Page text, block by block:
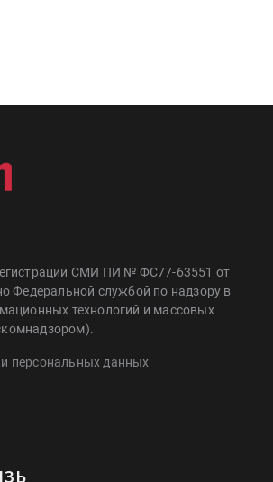
СМИ ПИ № ФС77-63551 от
Федеральной службой по надзору в
технологий и массовых
персональных данных